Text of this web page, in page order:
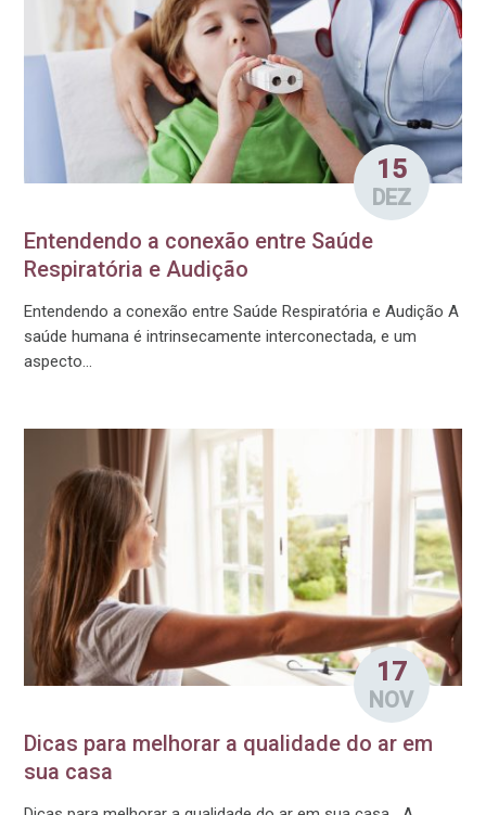
15
DEZ
Entendendo a conexão entre Saúde
Respiratória e Audição
Entendendo a conexão entre Saúde Respiratória e Audição A
saúde humana é intrinsecamente interconectada, e um
aspecto...
17
NOV
Dicas para melhorar a qualidade do ar em
sua casa